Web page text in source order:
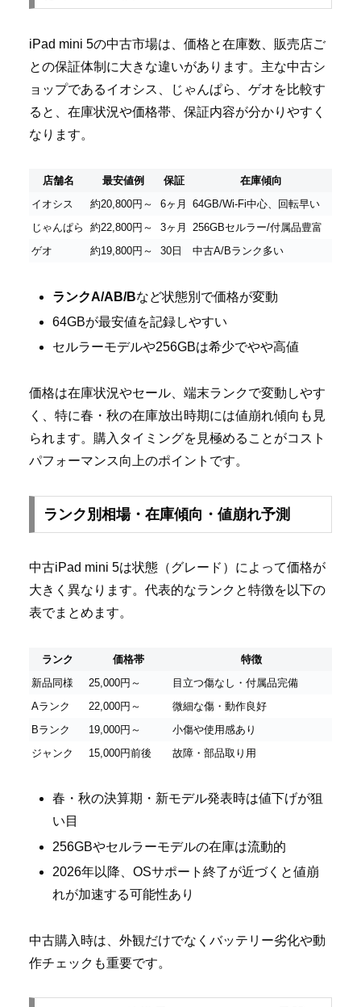
iPad mini 5の中古市場は、価格と在庫数、販売店ご
との保証体制に大きな違いがあります。主な中古シ
ョップであるイオシス、じゃんぱら、ゲオを比較す
ると、在庫状況や価格帯、保証内容が分かりやすく
なります。
店舗名 最安値例 保証
在庫傾向
イオシス
約20,800円～ 6ヶ月
64GB/Wi-Fi中心、回転早い
じゃんぱら
約22,800円～ 3ヶ月
256GBセルラー/付属品豊富
ゲオ
約19,800円～ 30日 中古A/Bランク多い
ランクA/AB/Bなど状態別で価格が変動
64GBが最安値を記録しやすい
セルラーモデルや256GBは希少でやや高値
価格は在庫状況やセール、端末ランクで変動しやす
く、特に春・秋の在庫放出時期には値崩れ傾向も見
られます。購入タイミングを見極めることがコスト
パフォーマンス向上のポイントです。
ランク別相場・在庫傾向・値崩れ予測
中古iPad mini 5は状態（グレード）によって価格が
大きく異なります。代表的なランクと特徴を以下の
表でまとめます。
ランク 価格帯
特徴
新品同様
25,000円～
目立つ傷なし・付属品完備
Aランク
22,000円～
微細な傷・動作良好
Bランク
19,000円～
小傷や使用感あり
ジャンク
15,000円前後 故障・部品取り用
春・秋の決算期・新モデル発表時は値下げが狙
い目
256GBやセルラーモデルの在庫は流動的
2026年以降、OSサポート終了が近づくと値崩
れが加速する可能性あり
中古購入時は、外観だけでなくバッテリー劣化や動
作チェックも重要です。